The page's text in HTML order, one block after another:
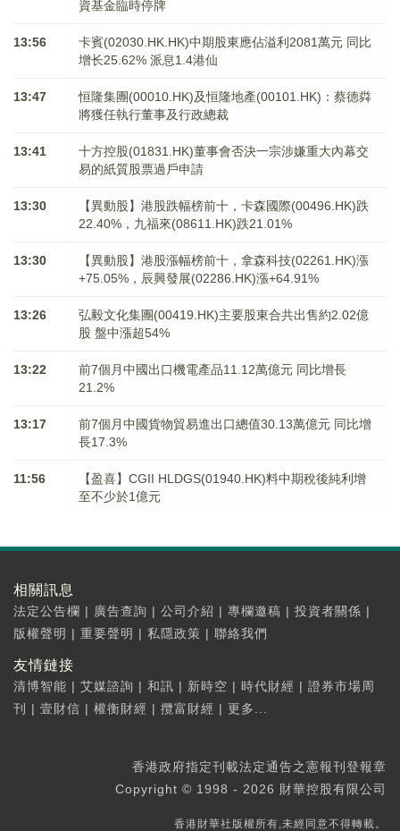
資基金臨時停牌
13:56
卡賓(02030.HK.HK)中期股東應佔溢利2081萬元 同比
增长25.62% 派息1.4港仙
13:47
恒隆集團(00010.HK)及恒隆地產(00101.HK)：蔡德粦
將獲任執行董事及行政總裁
13:41
十方控股(01831.HK)董事會否決一宗涉嫌重大內幕交
易的紙質股票過戶申請
13:30
【異動股】港股跌幅榜前十，卡森國際(00496.HK)跌
22.40%，九福來(08611.HK)跌21.01%
13:30
【異動股】港股漲幅榜前十，拿森科技(02261.HK)漲
+75.05%，辰興發展(02286.HK)漲+64.91%
13:26
弘毅文化集團(00419.HK)主要股東合共出售約2.02億
股 盤中漲超54%
13:22
前7個月中國出口機電產品11.12萬億元 同比增長
21.2%
13:17
前7個月中國貨物貿易進出口總值30.13萬億元 同比增
長17.3%
11:56
【盈喜】CGII HLDGS(01940.HK)料中期稅後純利增
至不少於1億元
相關訊息
法定公告欄 | 廣告查詢 | 公司介紹 | 專欄邀稿 | 投資者關係 |
版權聲明 | 重要聲明 | 私隱政策 | 聯絡我們
友情鏈接
清博智能 | 艾媒諮詢 | 和訊 | 新時空 | 時代財經 | 證券市場周
刊
| 壹財信 | 權衡財經 | 攬富財經 | 更多...
香港政府指定刊載法定通告之憲報刊登報章
Copyright © 1998 - 2026 財華控股有限公司
香港財華社版權所有,未經同意不得轉載。